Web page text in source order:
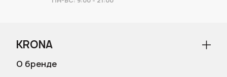
KRONA
О бренде